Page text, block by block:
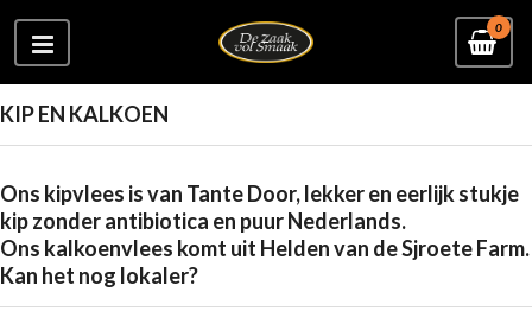
0
KIP EN KALKOEN
Ons kipvlees is van Tante Door, lekker en eerlijk stukje
kip zonder antibiotica en puur Nederlands.
Ons kalkoenvlees komt uit Helden van de Sjroete Farm.
Kan het nog lokaler?